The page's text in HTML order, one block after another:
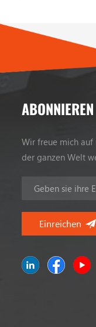
ABONNIEREN
Wir freue mich auf
der ganzen Welt